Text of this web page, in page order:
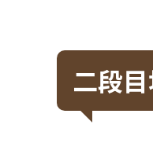
二段